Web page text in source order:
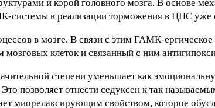
и корой головного мозга. В основе
в реализации торможения в ЦНС уже
в мозге. В связи с этим ГАМК-ергическое
клеток и связанный с ним
степени уменьшает как
позволяет отнести седуксен к так
миорелаксирующим свойством, которое